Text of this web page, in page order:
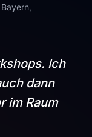
Ich
dann
im Raum